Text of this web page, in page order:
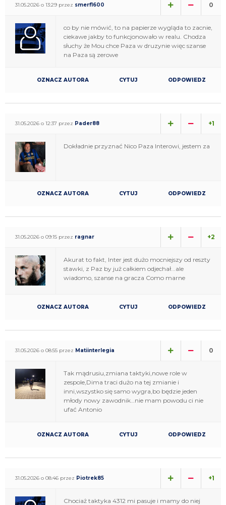
31.05.2026 o 13:29 przez smerf1600 0
co by nie mówić, to na papierze wygląda to zacnie,
ciekawe jakby to funkcjonowało w realu. Chodza
słuchy że Mou chce Paza w druzynie więc szanse
na Paza są zerowe
OZNACZ AUTORA CYTUJ ODPOWIEDZ
31.05.2026 o 12:37 przez Pader88 +1
Dokładnie przyznać Nico Paza Interowi, jestem za
OZNACZ AUTORA CYTUJ ODPOWIEDZ
31.05.2026 o 09:15 przez ragnar +2
Akurat to fakt, Inter jest dużo mocniejszy od reszty
stawki, z Paz by już całkiem odjechał...ale
wiadomo, szanse na gracza Como marne
OZNACZ AUTORA CYTUJ ODPOWIEDZ
31.05.2026 o 08:55 przez Matiinterlegia 0
Tak mądrusiu,zmiana taktyki,nowe role w
zespole,Dima traci dużo na tej zmianie i
inni,wszystko się samo wygra,bo będzie jeden
młody nowy zawodnik…nie mam powodu ci nie
ufać Antonio
OZNACZ AUTORA CYTUJ ODPOWIEDZ
31.05.2026 o 08:46 przez Piotrek85 +1
Chociaż taktyka 4312 mi pasuje i mamy do niej